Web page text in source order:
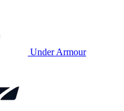
Under Armour